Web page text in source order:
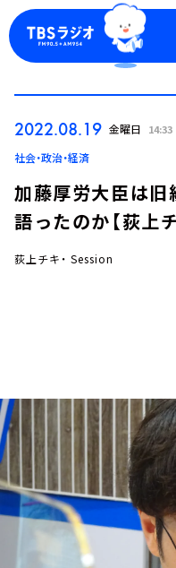
お知らせ
イベント・グッズ
YouTube
会社情報
2022.08.19 金曜日 14:33
社会・政治・経済
加藤厚労大臣は旧
語ったのか【荻上
荻上チキ・ Session